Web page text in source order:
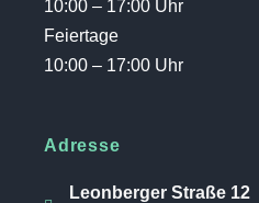
10:00 – 17:00 Uhr
Feiertage
10:00 – 17:00 Uhr
Adresse
Leonberger Straße 12